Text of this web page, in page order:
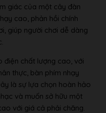
giác của một cây đàn
cao, phản hồi chính
giúp người chơi dễ dàng
điện chất lượng cao, với
thực, bàn phím nhạy
là sự lựa chọn hoàn hảo
và muốn sở hữu một
với giá cả phải chăng.